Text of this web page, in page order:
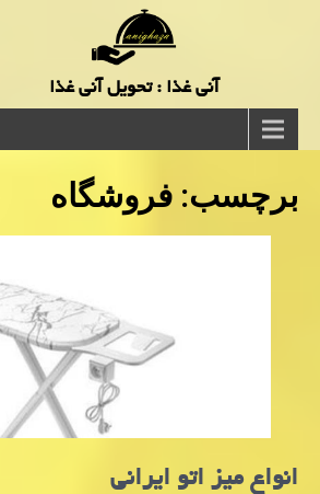
آنی غذا : تحویل آنی غذا
برچسب: فروشگاه
انواع میز اتو ایرانی